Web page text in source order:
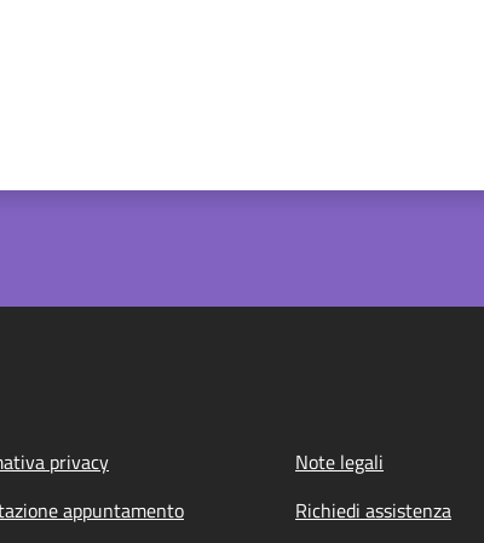
privacy
Note legali
appuntamento Richiedi assistenza